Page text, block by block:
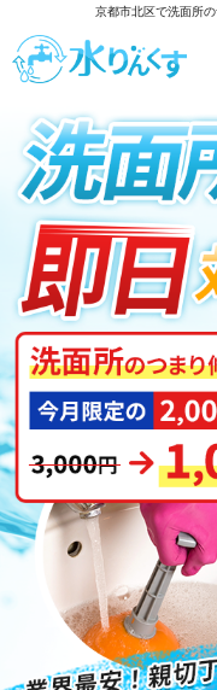
京都市北区で洗面所